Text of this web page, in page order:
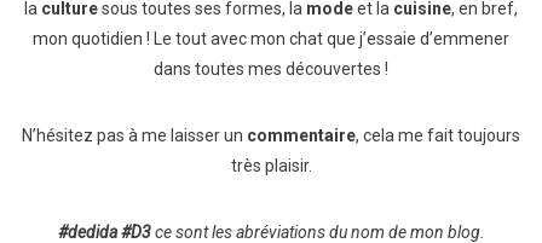
la culturesous toutes ses formes, la modeet la cuisine, en bref,
mon quotidien ! Le tout avec mon chat que j’essaie d’emmener
dans toutes mes découvertes !
N’hésitez pas à me laisser un commentaire, cela me fait toujours
très plaisir.
#dedida #D3ce sont les abréviations du nom de mon blog.